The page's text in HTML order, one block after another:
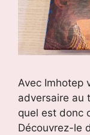
Avec Imhotep
adversaire au
quel est donc
Découvrez-le